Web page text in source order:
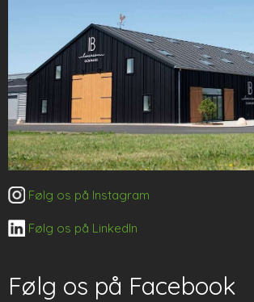
​ Følg os på Instagram
​ Følg os på LinkedIn
Følg os på Facebook